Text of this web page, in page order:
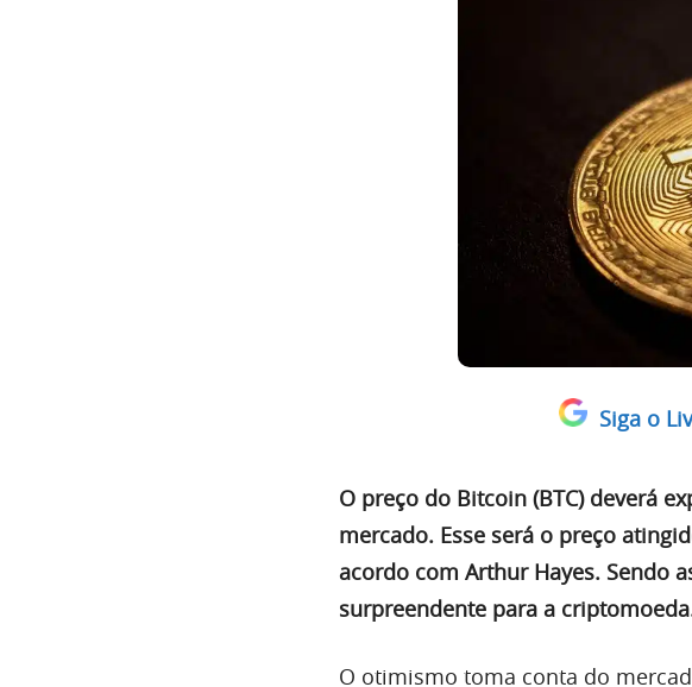
Siga o
O preço do Bitcoin (BTC) deverá
mercado. Esse será o preço
acordo com Arthur Hayes. Sendo
surpreendente para a
O otimismo toma conta do